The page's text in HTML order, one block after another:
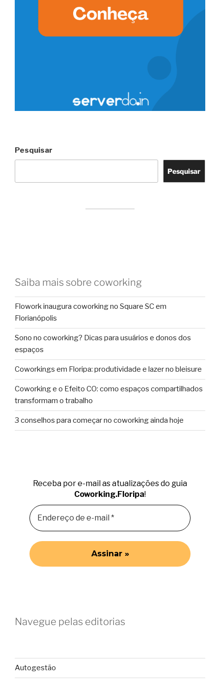
Pesquisar
Pesquisar
Saiba mais sobre coworking
Flowork inaugura coworking no Square SC em
Florianópolis
Sono no coworking? Dicas para usuários e donos dos
espaços
Coworkings em Floripa: produtividade e lazer no bleisure
Coworking e o Efeito CO: como espaços compartilhados
transformam o trabalho
3 conselhos para começar no coworking ainda hoje
Receba por e-mail as atualizações do guia
Coworking.Floripa!
Navegue pelas editorias
Autogestão